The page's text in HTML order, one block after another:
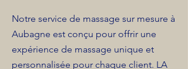
Notre service de massage sur mesure à
Aubagne est conçu pour offrir une
expérience de massage unique et
personnalisée pour chaque client. LA